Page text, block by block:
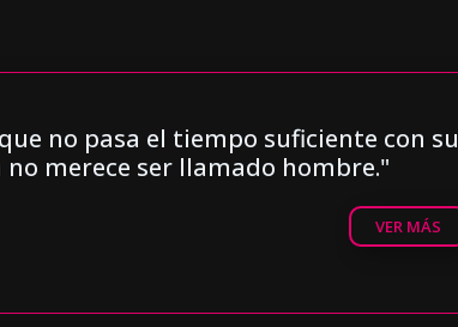
no pasa el tiempo suficiente con su
merece ser llamado hombre."
VER MÁS